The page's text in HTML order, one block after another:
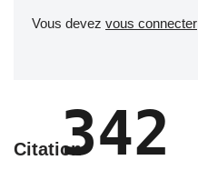
Vous devez vous connecter
Citation342